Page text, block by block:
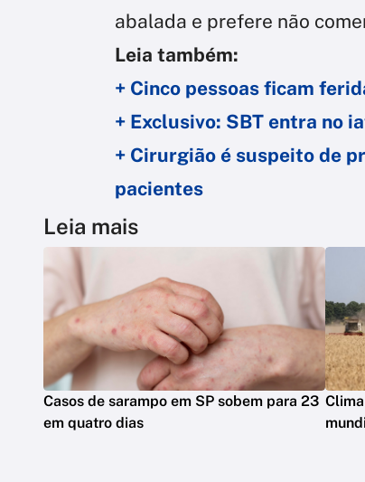
abalada e prefere não
Leia também:
+ Cinco pessoas ficam
+ Exclusivo: SBT entra no
+ Cirurgião é suspeito de
pacientes
Leia mais
Casos de sarampo em SP sobem para 23
em quatro dias